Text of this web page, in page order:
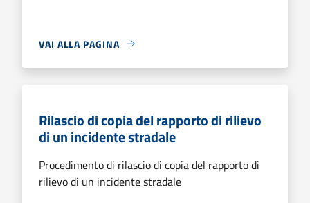
VAI ALLA PAGINA
Rilascio di copia del rapporto di rilievo
di un incidente stradale
Procedimento di rilascio di copia del rapporto di
rilievo di un incidente stradale